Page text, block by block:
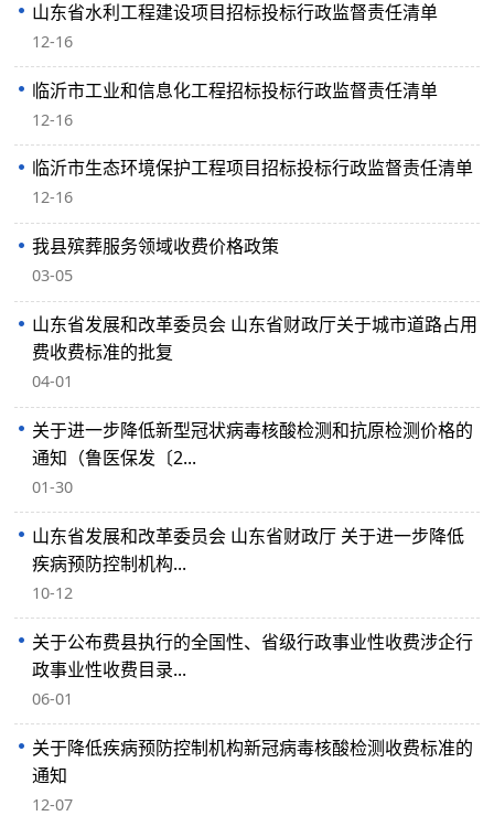
山东省水利工程建设项目招标投标行政监督责任清单
12-16
临沂市工业和信息化工程招标投标行政监督责任清单
12-16
临沂市生态环境保护工程项目招标投标行政监督责任清单
12-16
我县殡葬服务领域收费价格政策
03-05
山东省发展和改革委员会 山东省财政厅关于城市道路占用
费收费标准的批复
04-01
关于进一步降低新型冠状病毒核酸检测和抗原检测价格的
通知（鲁医保发〔2...
01-30
山东省发展和改革委员会 山东省财政厅 关于进一步降低
疾病预防控制机构...
10-12
关于公布费县执行的全国性、省级行政事业性收费涉企行
政事业性收费目录...
06-01
关于降低疾病预防控制机构新冠病毒核酸检测收费标准的
通知
12-07